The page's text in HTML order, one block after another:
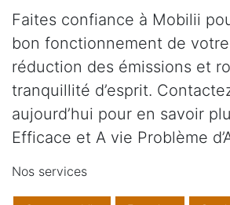
Faites confiance à Mobilii
bon fonctionnement de
réduction des émissions et
tranquillité d’esprit.
aujourd’hui pour en savoir
Efficace et A vie Problème
Nos services